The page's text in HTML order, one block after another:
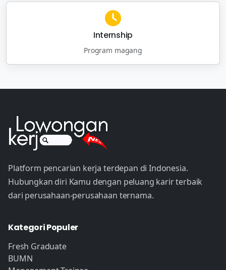
Internship
Program magang
Platform pencarian kerja terdepan di Indonesia.
Hubungkan diri Kamu dengan peluang karir terbaik
dari perusahaan-perusahaan ternama.
Kategori Populer
Fresh Graduate
BUMN